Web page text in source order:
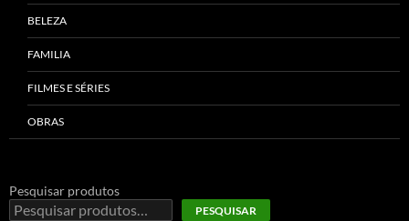
BELEZA
FAMILIA
FILMES E SÉRIES
OBRAS
Pesquisar produtos
PESQUISAR